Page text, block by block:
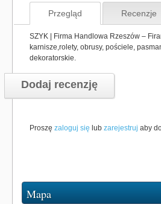
Przegląd Recenzje
SZYK | Firma Handlowa Rzeszów –
karnisze,rolety, obrusy, pościele,
dekoratorskie.
Dodaj recenzję
Proszę zaloguj się lub zarejestruj aby
Mapa